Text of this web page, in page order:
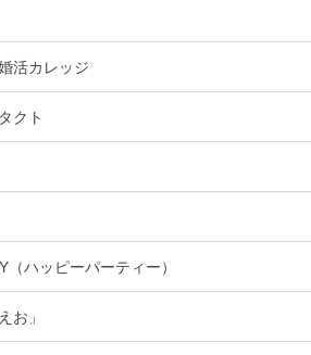
活カレッジ
クト
ハッピーパーティー）
お」